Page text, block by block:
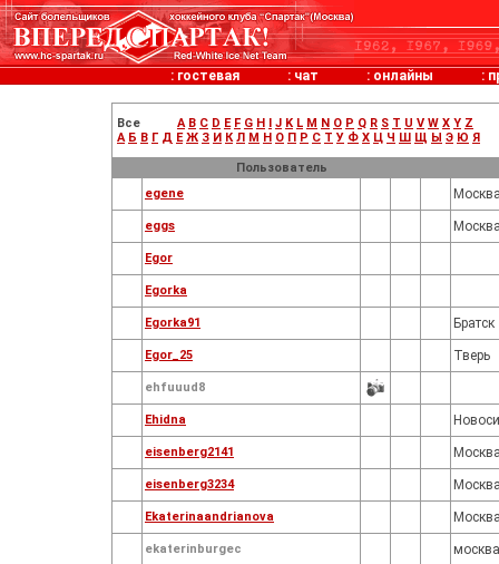
: гостевая : чат : онлайны :
Все A B C D E F G H I J K L M N O P Q R S T U V W X Y Z
А Б В Г Д Е Ж З И К Л М Н О П Р С Т У Ф Х Ц Ч Ш Щ Ы Э Ю Я
Пользователь
egene
eggs
Egor
Egorka
Egorka91 Братск
Egor_25 Тверь
ehfuuud8
Ehidna
eisenberg2141
eisenberg3234
Ekaterinaandrianova
ekaterinburgec москва